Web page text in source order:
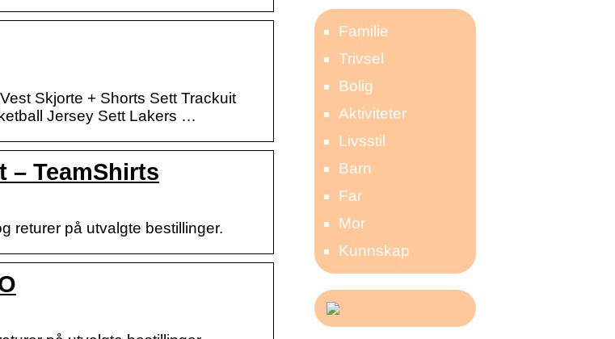
Skjorte + Shorts Sett Trackuit
Jersey Sett Lakers …
– TeamShirts
returer på utvalgte bestillinger.
Familie
Trivsel
Bolig
Aktiviteter
Livsstil
Barn
Far
Mor
Kunnskap